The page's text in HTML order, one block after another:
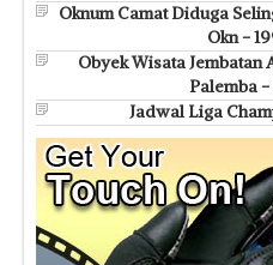
Oknum Camat Diduga
Okn -
Obyek Wisata Jembatan
Palemba -
Jadwal Liga